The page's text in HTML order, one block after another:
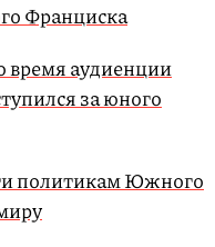
Франциска
время аудиенции
за юного
политикам Южного